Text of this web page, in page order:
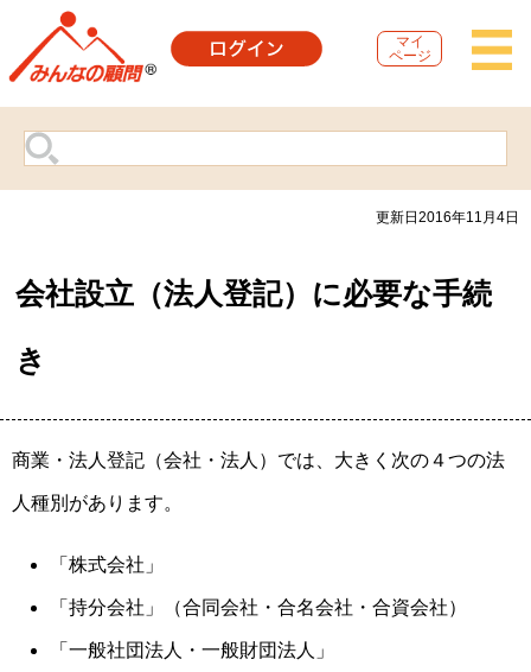
マイ
ページ
更新日2016年11月4日
会社設立（法人登記）に必要な手続
き
商業・法人登記（会社・法人）では、大きく次の４つの法
人種別があります。
「株式会社」
「持分会社」（合同会社・合名会社・合資会社）
「一般社団法人・一般財団法人」